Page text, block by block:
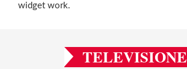
widget work.
TELEVISIONE